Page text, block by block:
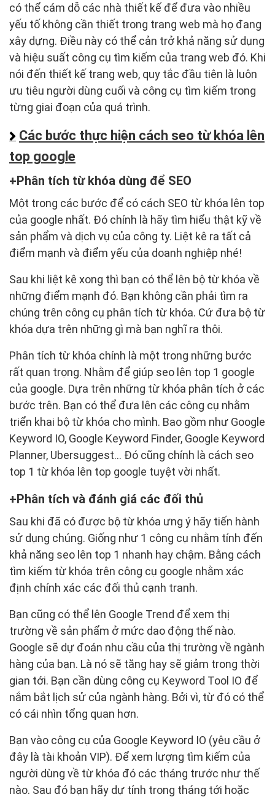
có thể cám dỗ các nhà thiết kế để đưa vào nhiều
yếu tố không cần thiết trong trang web mà họ đang
xây dựng. Điều này có thể cản trở khả năng sử dụng
và hiệu suất công cụ tìm kiếm của trang web đó. Khi
nói đến thiết kế trang web, quy tắc đầu tiên là luôn
ưu tiêu người dùng cuối và công cụ tìm kiếm trong
từng giai đoạn của quá trình.
Các bước thực hiện cách seo từ khóa lên
top google
Phân tích từ khóa dùng để SEO
Một trong các bước để có cách SEO từ khóa lên top
của google nhất. Đó chính là hãy tìm hiểu thật kỹ về
sản phẩm và dịch vụ của công ty. Liệt kê ra tất cả
điểm mạnh và điểm yếu của doanh nghiệp nhé!
Sau khi liệt kê xong thì bạn có thể lên bộ từ khóa về
những điểm mạnh đó. Bạn không cần phải tìm ra
chúng trên công cụ phân tích từ khóa. Cứ đưa bộ từ
khóa dựa trên những gì mà bạn nghĩ ra thôi.
Phân tích từ khóa chính là một trong những bước
rất quan trọng. Nhằm để giúp seo lên top 1 google
của google. Dựa trên những từ khóa phân tích ở các
bước trên. Bạn có thể đưa lên các công cụ nhằm
triển khai bộ từ khóa cho mình. Bao gồm như Google
Keyword IO, Google Keyword Finder, Google Keyword
Planner, Ubersuggest… Đó cũng chính là cách seo
top 1 từ khóa lên top google tuyệt vời nhất.
Phân tích và đánh giá các đối thủ
Sau khi đã có được bộ từ khóa ưng ý hãy tiến hành
sử dụng chúng. Giống như 1 công cụ nhằm tính đến
khả năng seo lên top 1 nhanh hay chậm. Bằng cách
tìm kiếm từ khóa trên công cụ google nhằm xác
định chính xác các đối thủ cạnh tranh.
Bạn cũng có thể lên Google Trend để xem thị
trường về sản phẩm ở mức dao động thế nào.
Google sẽ dự đoán nhu cầu của thị trường về ngành
hàng của bạn. Là nó sẽ tăng hay sẽ giảm trong thời
gian tới. Bạn cần dùng công cụ Keyword Tool IO để
nắm bắt lịch sử của ngành hàng. Bởi vì, từ đó có thể
có cái nhìn tổng quan hơn.
Bạn vào công cụ của Google Keyword IO (yêu cầu ở
đây là tài khoản VIP). Để xem lượng tìm kiếm của
người dùng về từ khóa đó các tháng trước như thế
nào. Sau đó bạn hãy dự tính trong tháng tới hoặc